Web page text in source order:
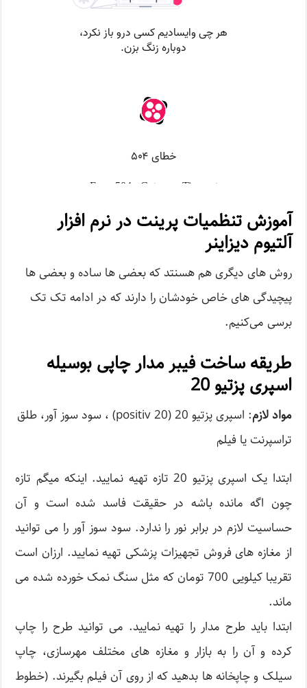
آموزش تنظمیات پرینت در نرم افزار
آلتیوم دیزاینر
روش های دیگری هم هسنتد که بعضی ها ساده و بعضی ها
پیچیدگی های خاص خودشان را دارند که در ادامه تک تک
برسی می‌کنیم.
طریقه ساخت فیبر مدار چاپی بوسیله
اسپری پزتیو 20
مواد لازم: اسپری پزتیو 20 ( positiv 20) ، سود سوز آور، طلق
تراسپرنت یا فیلم
ابتدا یک اسپری پزتیو 20 تازه تهیه نمایید. اینکه میگم تازه
چون اگه مانده باشه در حقیقت فاسد شده است و آن
حساسیت لازم در برابر نور را ندارد. سود سوز آور را می توانید
از مغازه های فروش تجهیزات پزشکی تهیه نمایید. ارزان است
تقریبا کیلویی 700 تومان که مثل سنگ نمک خورده شده می
ماند.
ابتدا باید طرح مدار را تهیه نمایید. می توانید طرح را چاپ
کرده و آن را به بازار و مغازه های مختلف مهرسازی، چاپ
سیلک و چاپخانه ها بدهید که از روی آن فیلم بگیرند. (خطوط